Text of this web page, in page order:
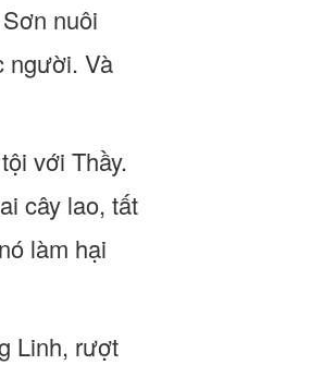
nuôi
người. Và
với Thầy.
cây lao, tất
làm hại
Linh, rượt